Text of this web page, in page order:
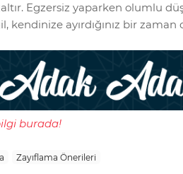
Egzersiz yaparken olumlu
kendinize ayırdığınız bir
burada!
Zayıflama Önerileri